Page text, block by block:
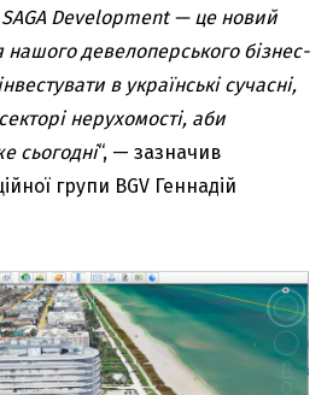
SAGA Development — це новий
девелоперського бізнес-
в українські сучасні,
нерухомості, аби
сьогодні“, — зазначив
групи BGV Геннадій